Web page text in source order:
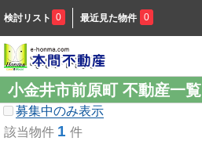
検討リスト 0 最近見た物件 0
小金井市前原町 不動産一覧
募集中のみ表示
該当物件 1 件